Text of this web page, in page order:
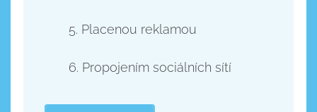
5. Placenou reklamou
6. Propojením sociálních sítí